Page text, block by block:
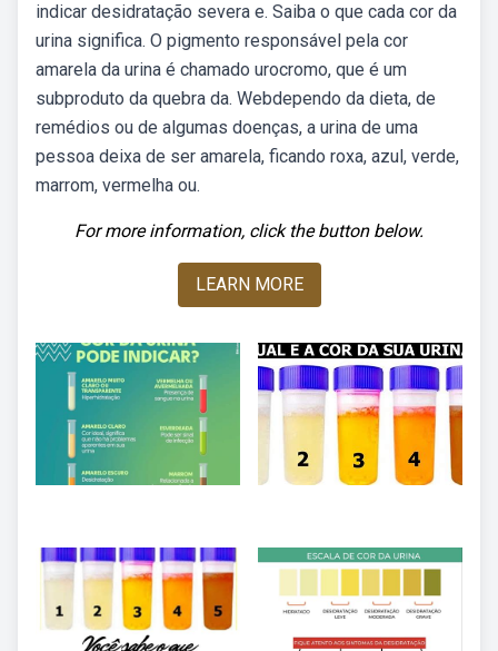
indicar desidratação severa e. Saiba o que cada cor da
urina significa. O pigmento responsável pela cor
amarela da urina é chamado urocromo, que é um
subproduto da quebra da. Webdependo da dieta, de
remédios ou de algumas doenças, a urina de uma
pessoa deixa de ser amarela, ficando roxa, azul, verde,
marrom, vermelha ou.
For more information, click the button below.
LEARN MORE